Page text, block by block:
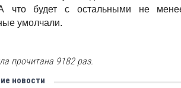
что будет с остальными не
умолчали.
прочитана 9182 раз.
новости